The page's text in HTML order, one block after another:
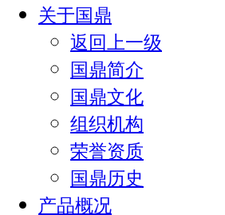
关于国鼎
返回上一级
国鼎简介
国鼎文化
组织机构
荣誉资质
国鼎历史
产品概况